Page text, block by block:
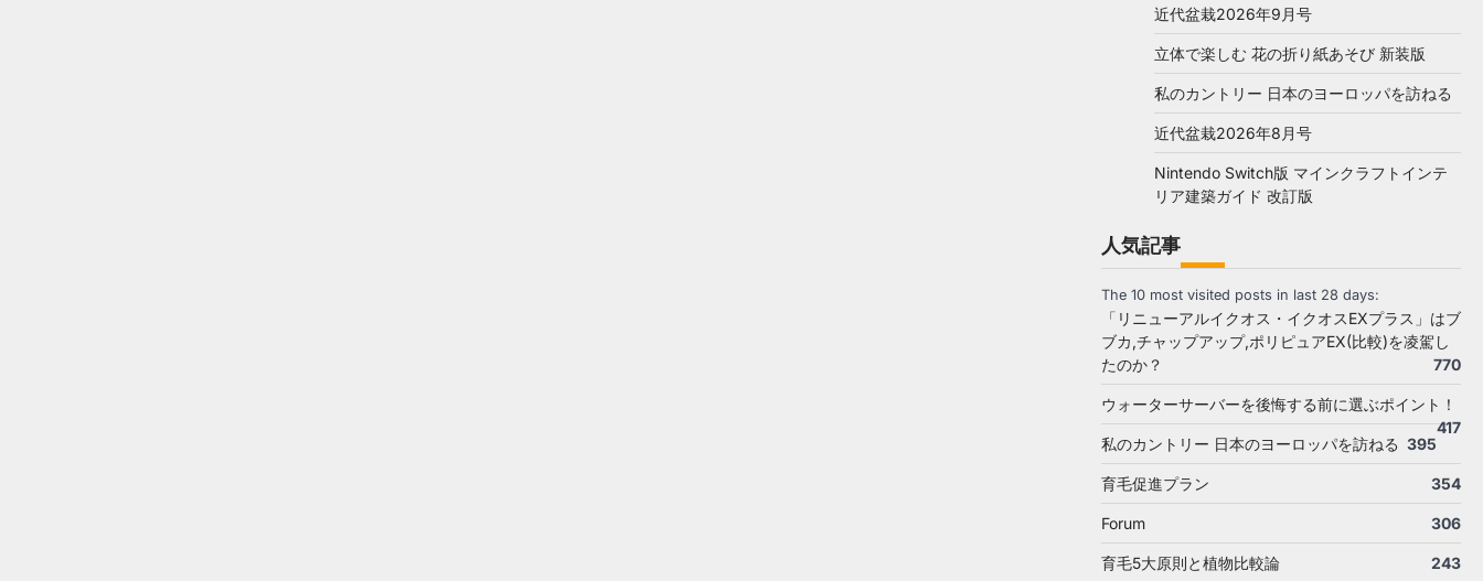
近代盆栽2026年9月号
立体で楽しむ 花の折り紙あそび 新装版
私のカントリー 日本のヨーロッパを訪ねる
近代盆栽2026年8月号
Nintendo Switch版 マインクラフトインテ
リア建築ガイド 改訂版
人気記事
The 10 most visited posts in last 28 days:
「リニューアルイクオス・イクオスEXプラス」はブ
ブカ,チャップアップ,ポリピュアEX(比較)を凌駕し
たのか？
770
ウォーターサーバーを後悔する前に選ぶポイント！
417
私のカントリー 日本のヨーロッパを訪ねる 395
育毛促進プラン 354
Forum 306
育毛5大原則と植物比較論 243